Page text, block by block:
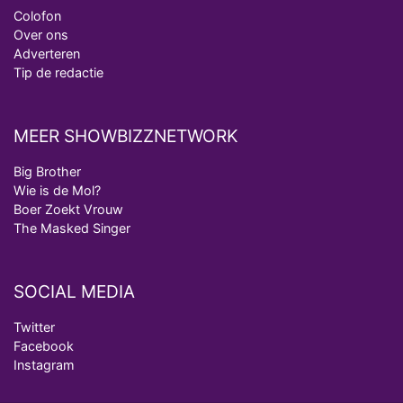
Colofon
Over ons
Adverteren
Tip de redactie
MEER SHOWBIZZNETWORK
Big Brother
Wie is de Mol?
Boer Zoekt Vrouw
The Masked Singer
SOCIAL MEDIA
Twitter
Facebook
Instagram